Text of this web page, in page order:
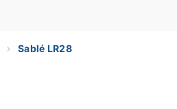
Sablé LR28